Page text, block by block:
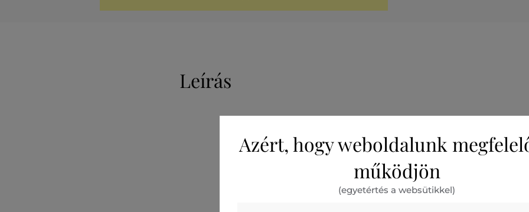
Leírás
Női hosszú ujjú felső. A viszkózból és gyapjúból készült,
könnyű és sima tapintású, míg a bordázott textúra
legyen. A derékrész legszűkebb részén kifinomult
mandzsettán egy ovális, "D" logót ábrázoló, kis fémplakett
dizájnt. A modell S-es méretet visel és 175 cm magas.
Azért, hogy weboldalunk
működjön
(egyetértés a websütikkel)